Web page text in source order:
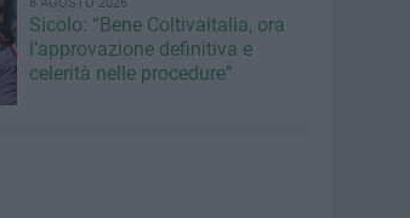
Sicolo: “Bene Coltivaitalia, ora
l’approvazione definitiva e
celerità nelle procedure”